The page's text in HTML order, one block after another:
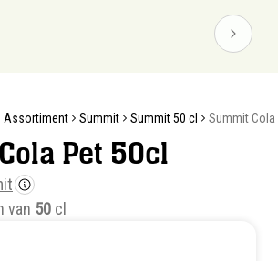
Assortiment Summit Summit 50 cl Summit
Pet 50cl
van 50 cl